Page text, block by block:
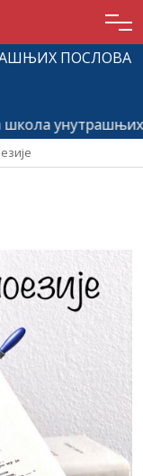
ПОСЛОВА
унутрашњих